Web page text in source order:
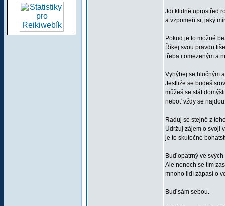
Jdi klidně uprostřed
a vzpomeň si, jaký
Pokud je to možné
Říkej svou pravdu
třeba i omezeným a
Vyhýbej se hlučným
Jestliže se budeš
můžeš se stát
neboť vždy se
Raduj se stejně z
Udržuj zájem o svoji
je to skutečné
Buď opatrný ve
Ale nenech se tím
mnoho lidí zápasí o
Buď sám sebou.